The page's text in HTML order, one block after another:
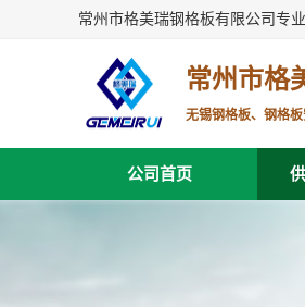
常州市格美瑞钢格板有限公司专
常州市格
无锡钢格板、钢格
公司首页